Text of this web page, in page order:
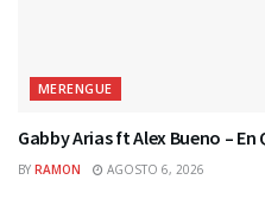
MERENGUE
Gabby Arias ft Alex Bueno – En
BY RAMON AGOSTO 6, 2026